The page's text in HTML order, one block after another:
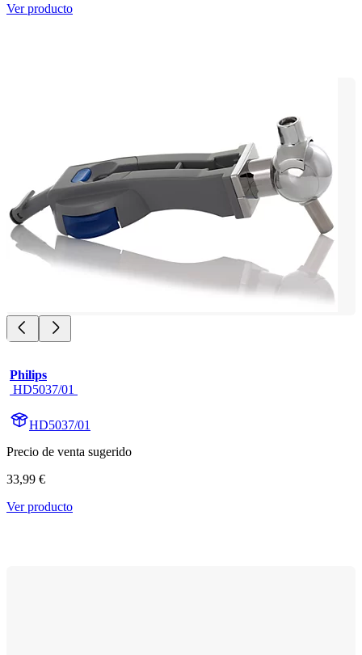
Ver producto
Philips
HD5037/01
HD5037/01
Precio de venta sugerido
33,99 €
Ver producto